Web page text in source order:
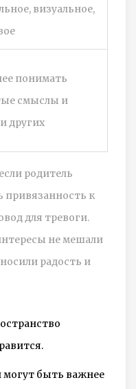
визуальное,
понимать
смыслы и
других
родитель
привязанность к
для тревоги.
не мешали
радость и
могут быть важнее